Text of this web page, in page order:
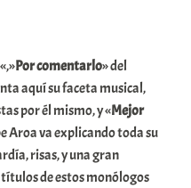
«,»Porcomentarlo» del
aquí su faceta musical,
por él mismo, y «Mejor
Aroa va explicando toda su
risas, y una gran
de estos monólogos